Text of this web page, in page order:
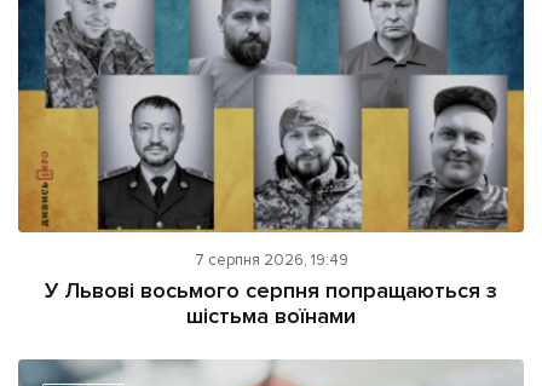
7 серпня 2026, 19:49
У Львові восьмого серпня попращаються з
шістьма воїнами